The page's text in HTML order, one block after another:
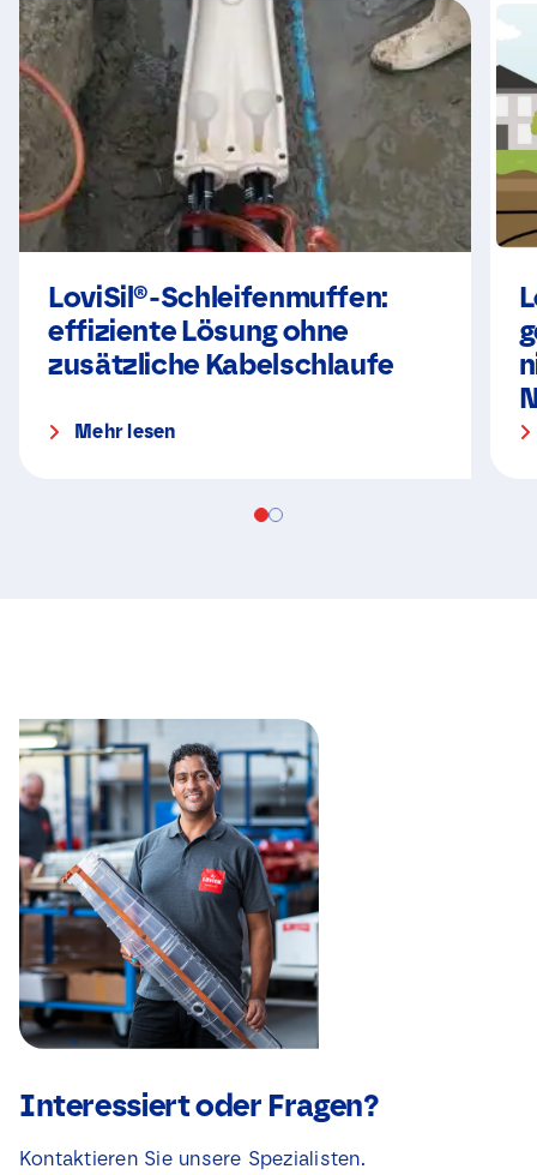
LoviSil®-Schleifenmuffen:
effiziente Lösung ohne
zusätzliche Kabelschlaufe
Mehr lesen
Interessiert oder Fragen?
Kontaktieren Sie unsere Spezialisten.